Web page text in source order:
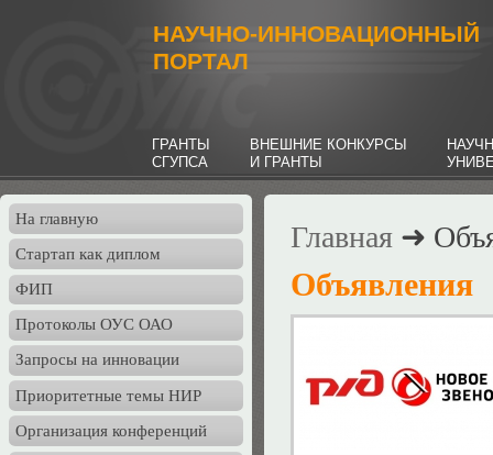
НАУЧНО-ИННОВАЦИОННЫЙ
ПОРТАЛ
ГРАНТЫ
СГУПСА
ВНЕШНИЕ КОНКУРСЫ
И ГРАНТЫ
На главную
Стартап как диплом
ФИП
Протоколы ОУС ОАО
Запросы на инновации
Приоритетные темы НИР
Организация конференций
Главная ➜
Объявления